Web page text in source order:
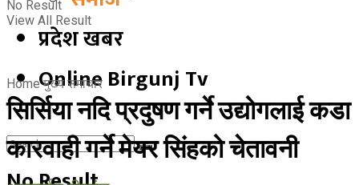
प्रदेश खबर
Online Birgunj Tv
No Result
View All Result
Home मुख्य समाचार
सिर्सिया नदि प्रदुषण गर्ने उद्योगलाई कडा
कारवाही गर्ने मेयर सिंहको चेतावनी